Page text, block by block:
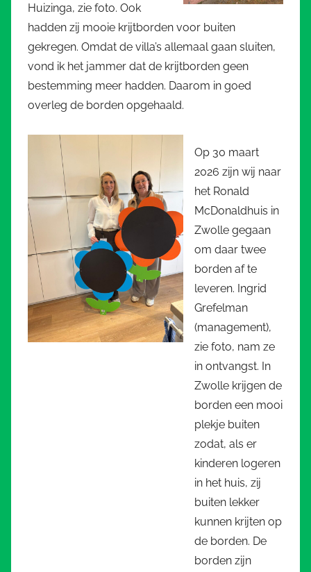
Huizinga, zie foto. Ook
hadden zij mooie krijtborden voor buiten
gekregen. Omdat de villa’s allemaal gaan sluiten,
vond ik het jammer dat de krijtborden geen
bestemming meer hadden. Daarom in goed
overleg de borden opgehaald.
Op 30 maart
2026 zijn wij naar
het Ronald
McDonaldhuis in
Zwolle gegaan
om daar twee
borden af te
leveren. Ingrid
Grefelman
(management),
zie foto, nam ze
in ontvangst. In
Zwolle krijgen de
borden een mooi
plekje buiten
zodat, als er
kinderen logeren
in het huis, zij
buiten lekker
kunnen krijten op
de borden. De
borden zijn